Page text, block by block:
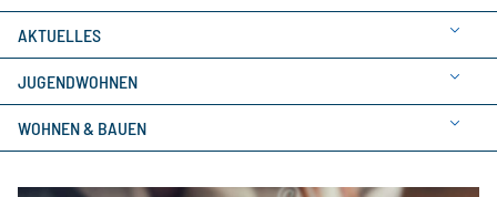
AKTUELLES
JUGENDWOHNEN
WOHNEN & BAUEN